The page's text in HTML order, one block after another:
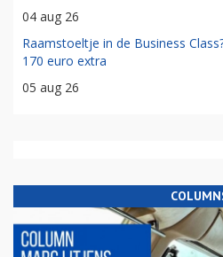
04 aug 26
Raamstoeltje in de Business
170 euro extra
05 aug 26